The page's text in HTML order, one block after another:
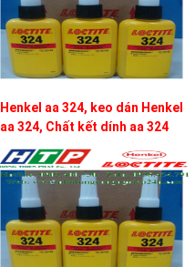
Henkel aa 324, keo dán Henkel
aa 324, Chất kết dính aa 324